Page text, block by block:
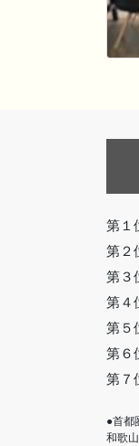
第１
第２
第３
第４
第５
第６
第７
●首都
和歌